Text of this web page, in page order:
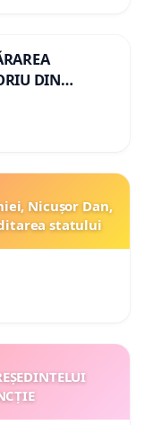
DIN
Nicușor Dan,
statului